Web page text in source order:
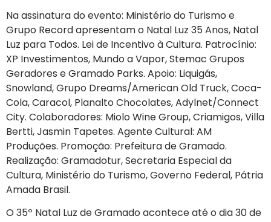
Na assinatura do evento: Ministério do Turismo e
Grupo Record apresentam o Natal Luz 35 Anos, Natal
Luz para Todos. Lei de Incentivo à Cultura. Patrocínio:
XP Investimentos, Mundo a Vapor, Stemac Grupos
Geradores e Gramado Parks. Apoio: Liquigás,
Snowland, Grupo Dreams/American Old Truck, Coca-
Cola, Caracol, Planalto Chocolates, Adylnet/Connect
City. Colaboradores: Miolo Wine Group, Criamigos, Villa
Bertti, Jasmin Tapetes. Agente Cultural: AM
Produções. Promoção: Prefeitura de Gramado.
Realização: Gramadotur, Secretaria Especial da
Cultura, Ministério do Turismo, Governo Federal, Pátria
Amada Brasil.
O 35º Natal Luz de Gramado acontece até o dia 30 de